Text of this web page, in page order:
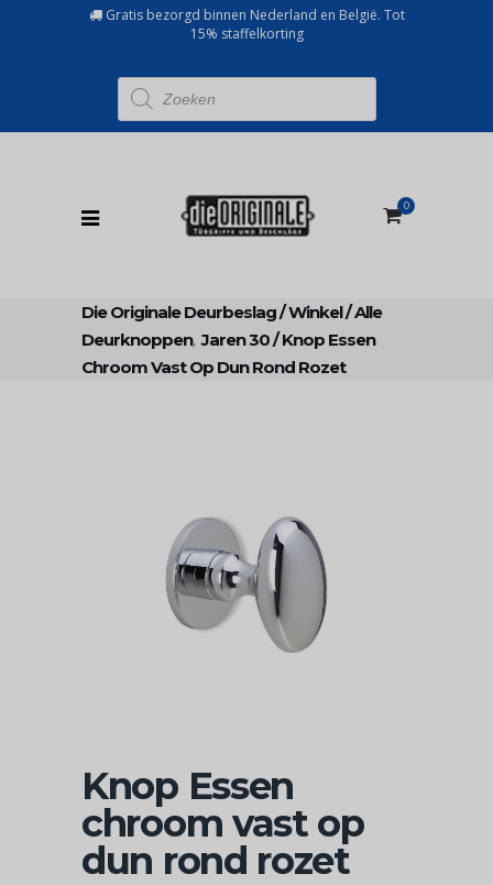
Gratis bezorgd binnen Nederland en België. Tot
15% staffelkorting
Producten
zoeken
0
Die Originale Deurbeslag/Winkel/Alle
Deurknoppen,Jaren 30/Knop Essen
Chroom Vast Op Dun Rond Rozet
Knop Essen
chroom vast op
dun rond rozet